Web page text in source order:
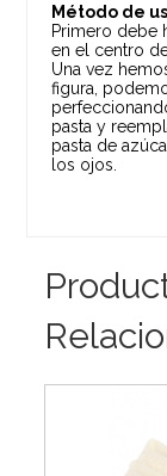
Método de
Primero debe
en el centro
Una vez
figura,
pasta y
pasta de
los ojos.